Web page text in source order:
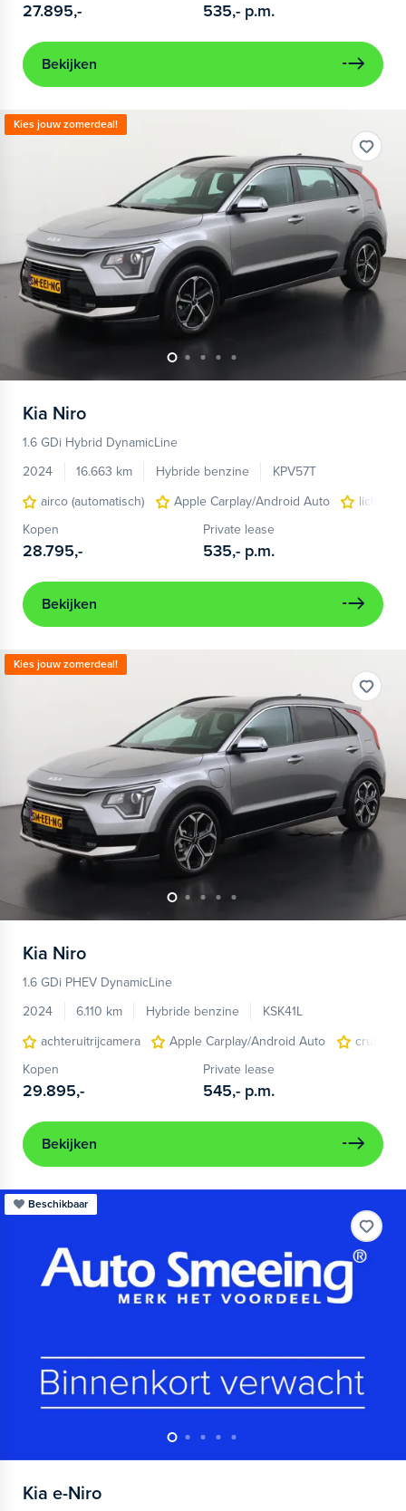
27.895,- 535,- p.m.
Bekijken
Kies jouw zomerdeal!
Kia Niro
1.6 GDi Hybrid DynamicLine
2024
16.663 km Hybride benzine
KPV57T
airco (automatisch)
Apple Carplay/Android Auto
Kopen
28.795,-
Private lease
535,- p.m.
Bekijken
Kies jouw zomerdeal!
Kia Niro
1.6 GDi PHEV DynamicLine
2024
6.110 km Hybride benzine
KSK41L
achteruitrijcamera
Apple Carplay/Android Auto
cruise
Kopen
29.895,-
Private lease
545,- p.m.
Bekijken
Beschikbaar
Kia e-Niro